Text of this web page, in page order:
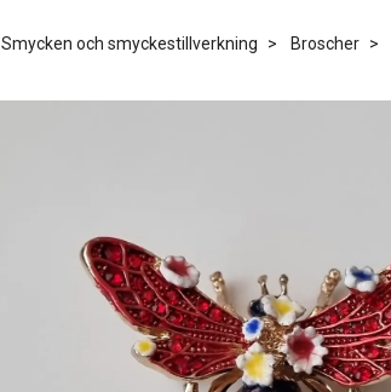
Smycken och smyckestillverkning Broscher